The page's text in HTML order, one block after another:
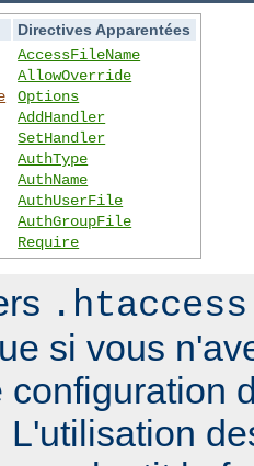
Directives Apparentées
AccessFileName
AllowOverride
Options
AddHandler
SetHandler
AuthType
AuthName
AuthUserFile
AuthGroupFile
Require
.htaccess
si vous
configuration
L'utilisation